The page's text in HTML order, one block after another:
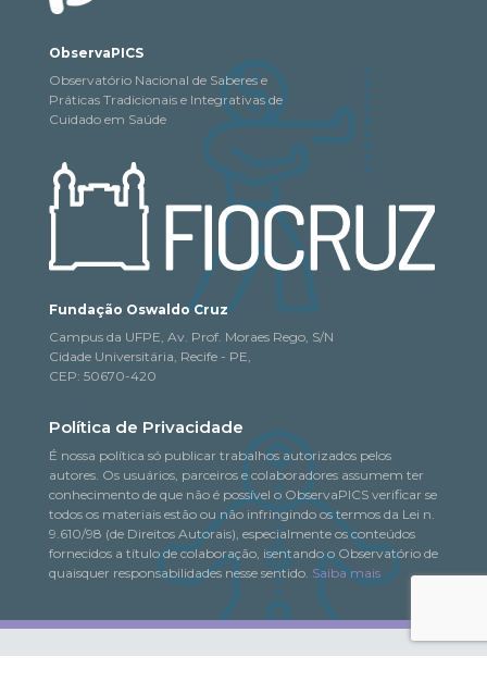
ObservaPICS
Observatório Nacional de Saberes e
Práticas Tradicionais e Integrativas de
Cuidado em Saúde
Fundação Oswaldo Cruz
Campus da UFPE, Av. Prof. Moraes Rego, S/N
Cidade Universitária, Recife - PE,
CEP: 50670-420
Política de Privacidade
É nossa política só publicar trabalhos autorizados pelos
autores. Os usuários, parceiros e colaboradores assumem ter
conhecimento de que não é possível o ObservaPICS verificar se
todos os materiais estão ou não infringindo os termos da Lei n.
9.610/98 (de Direitos Autorais), especialmente os conteúdos
fornecidos a título de colaboração, isentando o Observatório de
quaisquer responsabilidades nesse sentido. Saiba mais